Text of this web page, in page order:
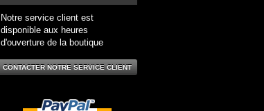
Notre service client est
disponible aux heures
d'ouverture de la boutique
CONTACTER NOTRE SERVICE CLIENT